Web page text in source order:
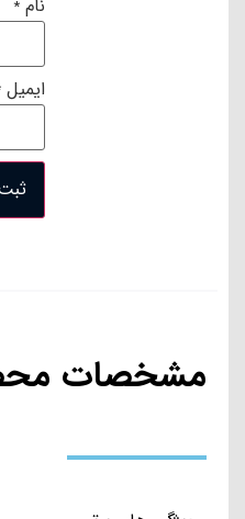
نام *
ایمیل
مشخصات